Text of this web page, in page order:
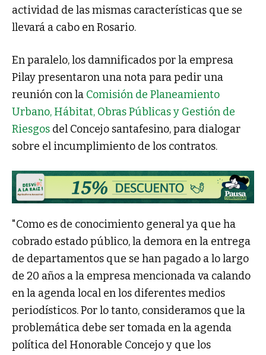
actividad de las mismas características que se
llevará a cabo en Rosario.
En paralelo, los damnificados por la empresa
Pilay presentaron una nota para pedir una
reunión con la Comisión de Planeamiento
Urbano, Hábitat, Obras Públicas y Gestión de
Riesgos del Concejo santafesino, para dialogar
sobre el incumplimiento de los contratos.
"Como es de conocimiento general ya que ha
cobrado estado público, la demora en la entrega
de departamentos que se han pagado a lo largo
de 20 años a la empresa mencionada va calando
en la agenda local en los diferentes medios
periodísticos. Por lo tanto, consideramos que la
problemática debe ser tomada en la agenda
política del Honorable Concejo y que los